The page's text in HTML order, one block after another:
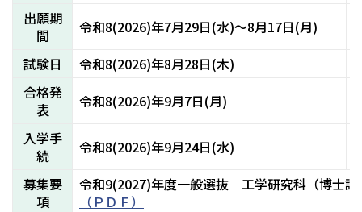
出願期
間
令和8(2026)年7月29日(水)～8月17日(月)
試験日
令和8(2026)年8月28日(木)
合格発
表
令和8(2026)年9月7日(月)
入学手
続
令和8(2026)年9月24日(水)
募集要
項
令和9(2027)年度一般選抜 工学研究科（博士
（ＰＤＦ）